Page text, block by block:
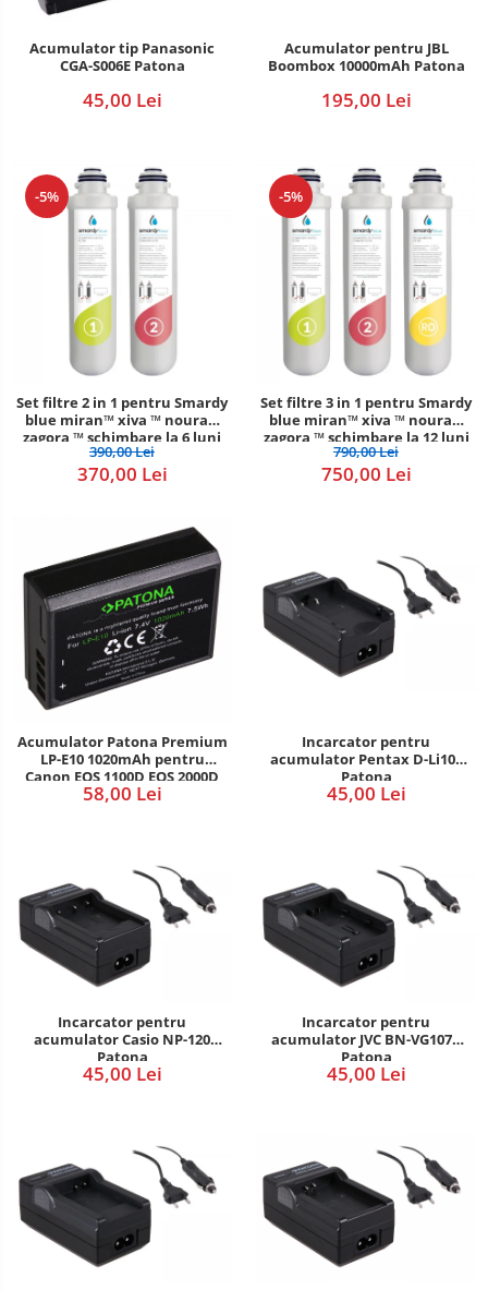
Scule electrice
Smartwatch
Acumulator tip Panasonic
CGA-S006E Patona
45,00 Lei
Acumulator pentru JBL
Boombox 10000mAh Patona
195,00 Lei
-5%
Set filtre 2 in 1 pentru Smardy
blue miran™ xiva ™ noura™
zagora ™ schimbare la 6 luni
390,00 Lei
370,00 Lei
-5%
Set filtre 3 in 1 pentru Smardy
blue miran™ xiva ™ noura™
zagora ™ schimbare la 12 luni
790,00 Lei
750,00 Lei
Acumulator Patona Premium
LP-E10 1020mAh pentru
Canon EOS 1100D EOS 2000D
Kiss X50 EOS Rebel T3
58,00 Lei
Incarcator pentru
acumulator Pentax D-Li109
Patona
45,00 Lei
Incarcator pentru
acumulator Casio NP-120
Patona
45,00 Lei
Incarcator pentru
acumulator JVC BN-VG107e
Patona
45,00 Lei